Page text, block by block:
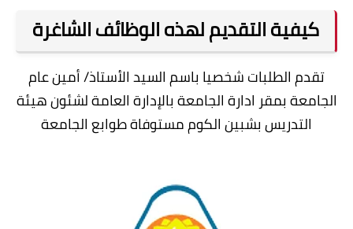
كيفية التقديم لهذه الوظائف الشاغرة
تقدم الطلبات شخصيا باسم السيد الأستاذ/ أمين عام
الجامعة بمقر ادارة الجامعة بالإدارة العامة لشئون هيئة
التدريس بشبين الكوم مستوفاة طوابع الجامعة